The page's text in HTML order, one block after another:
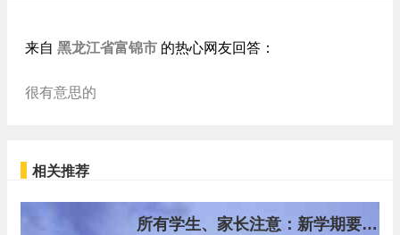
来自 黑龙江省富锦市 的热心网友回答：
很有意思的
相关推荐
所有学生、家长注意：新学期要这么开学！